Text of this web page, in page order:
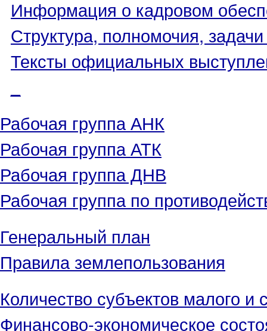
Информация о кадровом
Структура, полномочия,
Тексты официальных
Рабочая группа АНК
Рабочая группа АТК
Рабочая группа ДНВ
Рабочая группа по
Генеральный план
Правила землепользования
Количество субъектов малого и
Финансово-экономическое